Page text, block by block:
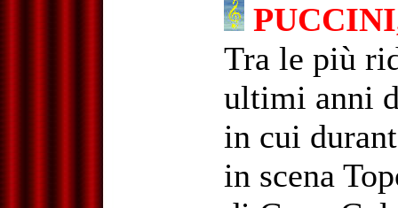
Tra le più
ultimi anni
in cui
in scena